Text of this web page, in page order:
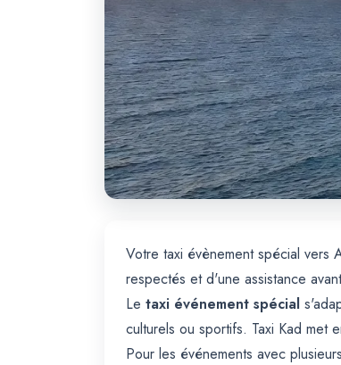
Votre taxi évènement spécial vers
respectés et d'une assistance
Le taxi événement spécial
culturels ou sportifs. Taxi Kad met
Pour les événements avec